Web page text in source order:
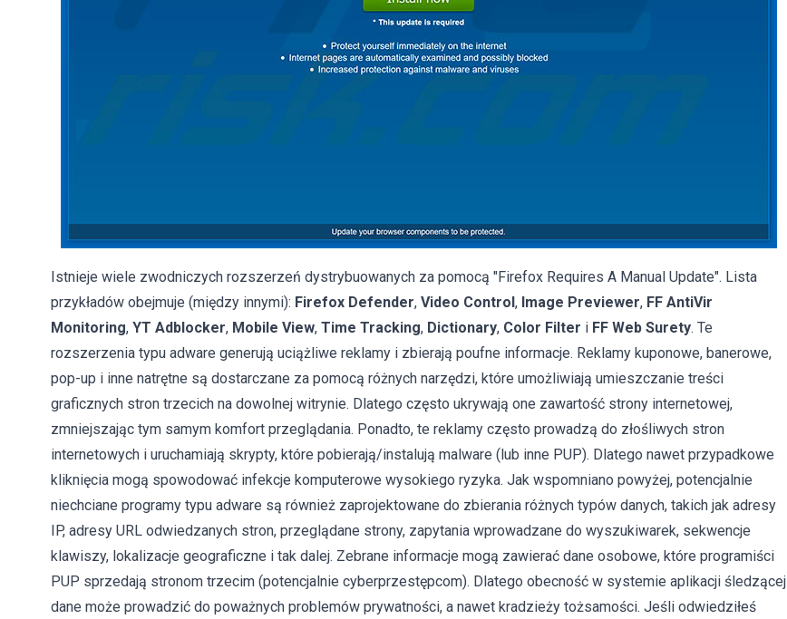
Istnieje wiele zwodniczych rozszerzeń dystrybuowanych za pomocą "Firefox Requires A Manual Update". Lista
przykładów obejmuje (między innymi): Firefox Defender, Video Control, Image Previewer, FF AntiVir
Monitoring, YT Adblocker, Mobile View, Time Tracking, Dictionary, Color Filter i FF Web Surety. Te
rozszerzenia typu adware generują uciążliwe reklamy i zbierają poufne informacje. Reklamy kuponowe, banerowe,
pop-up i inne natrętne są dostarczane za pomocą różnych narzędzi, które umożliwiają umieszczanie treści
graficznych stron trzecich na dowolnej witrynie. Dlatego często ukrywają one zawartość strony internetowej,
zmniejszając tym samym komfort przeglądania. Ponadto, te reklamy często prowadzą do złośliwych stron
internetowych i uruchamiają skrypty, które pobierają/instalują malware (lub inne PUP). Dlatego nawet przypadkowe
kliknięcia mogą spowodować infekcje komputerowe wysokiego ryzyka. Jak wspomniano powyżej, potencjalnie
niechciane programy typu adware są również zaprojektowane do zbierania różnych typów danych, takich jak adresy
IP, adresy URL odwiedzanych stron, przeglądane strony, zapytania wprowadzane do wyszukiwarek, sekwencje
klawiszy, lokalizacje geograficzne i tak dalej. Zebrane informacje mogą zawierać dane osobowe, które programiści
PUP sprzedają stronom trzecim (potencjalnie cyberprzestępcom). Dlatego obecność w systemie aplikacji śledzącej
dane może prowadzić do poważnych problemów prywatności, a nawet kradzieży tożsamości. Jeśli odwiedziłeś